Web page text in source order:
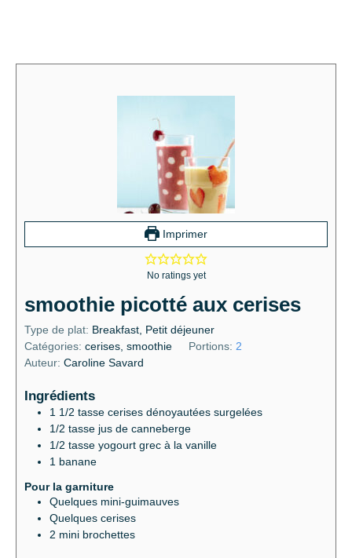
Imprimer
No ratings yet
smoothie picotté aux cerises
Type de plat: Breakfast, Petit déjeuner
Catégories: cerises, smoothie Portions: 2
Auteur: Caroline Savard
Ingrédients
1 1/2 tasse cerises dénoyautées surgelées
1/2 tasse jus de canneberge
1/2 tasse yogourt grec à la vanille
1 banane
Pour la garniture
Quelques mini-guimauves
Quelques cerises
2 mini brochettes